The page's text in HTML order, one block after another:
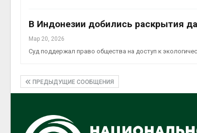
В Индонезии добились раскрытия
Мар 20, 2026
Суд поддержал право общества на доступ к
ПРЕДЫДУЩИЕ СООБЩЕНИЯ